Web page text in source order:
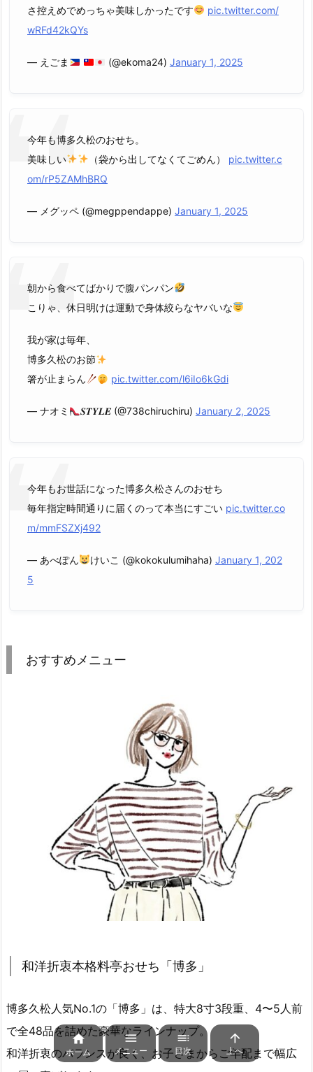
さ控えめでめっちゃ美味しかったです
pic.twitter.com/
wRFd42kQYs
— えごま (@ekoma24) January 1, 2025
今年も博多久松のおせち。
美味しい
（袋から出してなくてごめん） pic.twitter.c
om/rP5ZAMhBRQ
— メグッペ (@megppendappe) January 1, 2025
朝から食べてばかりで腹パンパン
こりゃ、休日明けは運動で身体絞らなヤバいな
我が家は毎年、
博多久松のお節
箸が止まらん
pic.twitter.com/l6iIo6kGdi
— ナオミ 𝑺𝑻𝒀𝑳𝑬 (@738chiruchiru) January 2, 2025
今年もお世話になった博多久松さんのおせち
毎年指定時間通りに届くのって本当にすごい pic.twitter.co
m/mmFSZXj492
— あべぽん けいこ (@kokokulumihaha) January 1, 202
5
おすすめメニュー
和洋折衷本格料亭おせち「博多」
博多久松人気No.1の「博多」は、特大8寸3段重、4〜5人前
で全48品を詰めた豪華なラインナップ。
和洋折衷のバランスが良く、お子さまからご年配まで幅広

ホーム

メニュー

目次

上へ